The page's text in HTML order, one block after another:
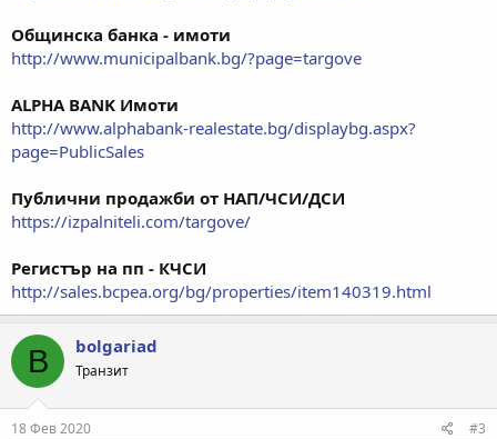
Общинска банка - имоти
http://www.municipalbank.bg/?page=targove
ALPHA BANK Имоти
http://www.alphabank-realestate.bg/displaybg.aspx?
page=PublicSales
Публични продажби от НАП/ЧСИ/ДСИ
https://izpalniteli.com/targove/
Регистър на пп - КЧСИ
http://sales.bcpea.org/bg/properties/item140319.html
B bolgariad
Транзит
18 Фев 2020 #3